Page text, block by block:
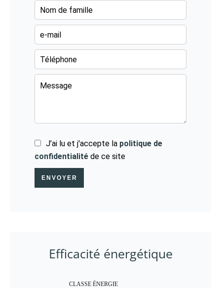
J’ai lu et j'accepte la politique de
confidentialité de ce site
ENVOYER
Efficacité énergétique